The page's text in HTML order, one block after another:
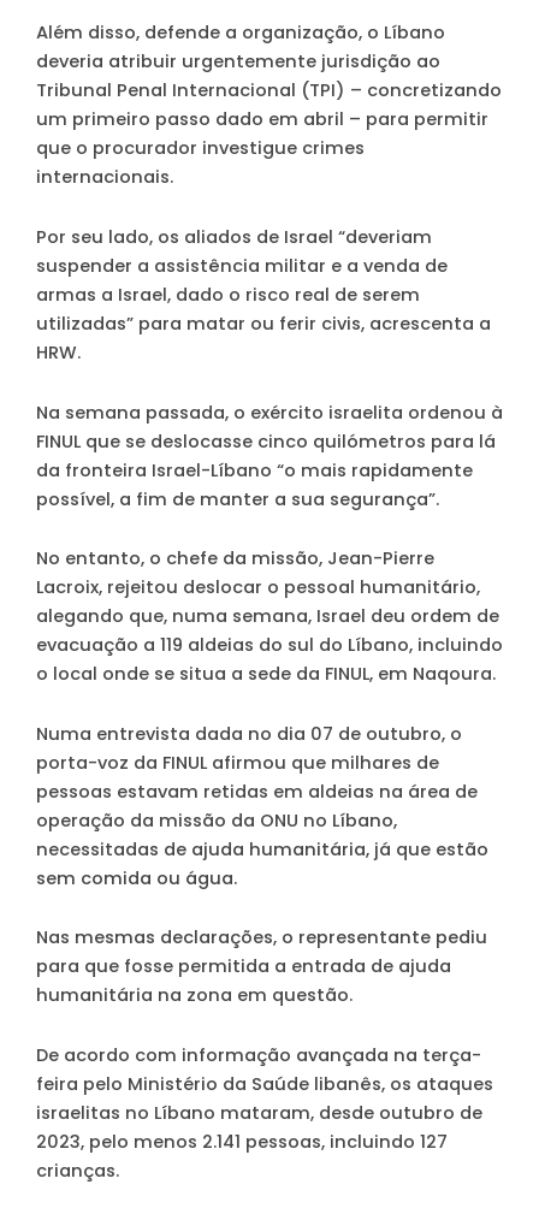
Além disso, defende a organização, o Líbano
deveria atribuir urgentemente jurisdição ao
Tribunal Penal Internacional (TPI) – concretizando
um primeiro passo dado em abril – para permitir
que o procurador investigue crimes
internacionais.
Por seu lado, os aliados de Israel “deveriam
suspender a assistência militar e a venda de
armas a Israel, dado o risco real de serem
utilizadas” para matar ou ferir civis, acrescenta a
HRW.
Na semana passada, o exército israelita ordenou à
FINUL que se deslocasse cinco quilómetros para lá
da fronteira Israel-Líbano “o mais rapidamente
possível, a fim de manter a sua segurança”.
No entanto, o chefe da missão, Jean-Pierre
Lacroix, rejeitou deslocar o pessoal humanitário,
alegando que, numa semana, Israel deu ordem de
evacuação a 119 aldeias do sul do Líbano, incluindo
o local onde se situa a sede da FINUL, em Naqoura.
Numa entrevista dada no dia 07 de outubro, o
porta-voz da FINUL afirmou que milhares de
pessoas estavam retidas em aldeias na área de
operação da missão da ONU no Líbano,
necessitadas de ajuda humanitária, já que estão
sem comida ou água.
Nas mesmas declarações, o representante pediu
para que fosse permitida a entrada de ajuda
humanitária na zona em questão.
De acordo com informação avançada na terça-
feira pelo Ministério da Saúde libanês, os ataques
israelitas no Líbano mataram, desde outubro de
2023, pelo menos 2.141 pessoas, incluindo 127
crianças.